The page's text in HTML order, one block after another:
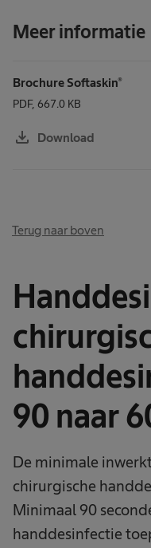
Meer informatie
Brochure Softaskin®
PDF, 667.0 KB
download Download
Terug naar boven
90 naar
De minimale
chirurgische
Minimaal 90
handdesinfectie